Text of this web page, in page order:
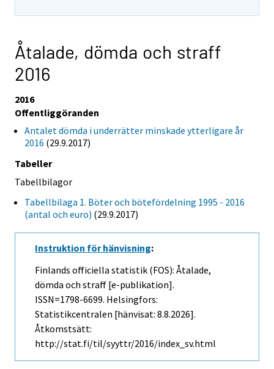
Åtalade, dömda och straff
2016
2016
Offentliggöranden
Antalet dömda i underrätter minskade ytterligare år
2016 (29.9.2017)
Tabeller
Tabellbilagor
Tabellbilaga 1. Böter och bötefördelning 1995 - 2016
(antal och euro) (29.9.2017)
Instruktion för hänvisning:
Finlands officiella statistik (FOS): Åtalade,
dömda och straff [e-publikation].
ISSN=1798-6699. Helsingfors:
Statistikcentralen [hänvisat: 8.8.2026].
Åtkomstsätt:
http://stat.fi/til/syyttr/2016/index_sv.html